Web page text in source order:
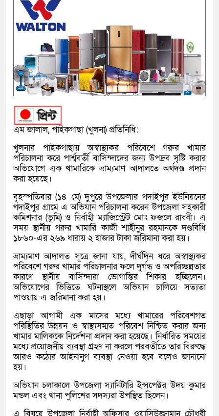
এম জালাল, পাইকগাছা (খুলনা) প্রতিনিধি:
খুলনার পাইকগাছায় অস্বাস্থ্যকর পরিবেশে গরুর খামার
পরিচালনা করে পার্শ্ববর্তী বাসিন্দাদের জন্য উপদ্রব সৃষ্টি করার
অভিযোগে এক খামারিকে ভ্রাম্যমাণ আদালতে অর্থদণ্ড প্রদান
করা হয়েছে।
বৃহস্পতিবার (১৪ মে) দুপুরে উপজেলার গদাইপুর ইউনিয়নের
গদাইপুর গ্রামে এ অভিযান পরিচালনা করেন উপজেলা সহকারী
কমিশনার (ভূমি) ও নির্বাহী ম্যাজিস্ট্রেট মোঃ ফজলে রাব্বী। এ
সময় স্থানীয় গরুর খামারি কাজী শাহীনুর রহমানকে দণ্ডবিধি
১৮৬০-এর ২৬৯ ধারায় ২ হাজার টাকা জরিমানা করা হয়।
ভ্রাম্যমাণ আদালত সূত্রে জানা যায়, দীর্ঘদিন ধরে অস্বাস্থ্যকর
পরিবেশে গরুর খামার পরিচালনার ফলে দুর্গন্ধ ও অপরিচ্ছন্নতার
কারণে স্থানীয় বাসিন্দারা ভোগান্তির শিকার হচ্ছিলেন।
অভিযোগের ভিত্তিতে ঘটনাস্থলে অভিযান চালিয়ে সত্যতা
পাওয়ায় এ জরিমানা করা হয়।
এছাড়া আগামী এক মাসের মধ্যে খামারের পরিবেশগত
পরিস্থিতির উন্নয়ন ও স্বাস্থ্যসম্মত পরিবেশ নিশ্চিত করার জন্য
খামার মালিককে নির্দেশনা প্রদান করা হয়েছে। নির্ধারিত সময়ের
মধ্যে প্রয়োজনীয় ব্যবস্থা গ্রহণ না করলে পরবর্তীতে তার বিরুদ্ধে
আরও কঠোর আইনানুগ ব্যবস্থা নেওয়া হবে বলেও জানানো
হয়।
অভিযান চলাকালে উপজেলা স্যানিটারি ইন্সপেক্টর উদয় কুমার
মন্ডল এবং থানা পুলিশের সদস্যরা উপস্থিত ছিলেন।